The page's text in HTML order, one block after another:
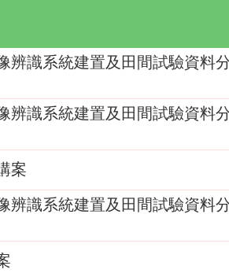
辨識系統建置及田間試驗資料
辨識系統建置及田間試驗資料
案
辨識系統建置及田間試驗資料